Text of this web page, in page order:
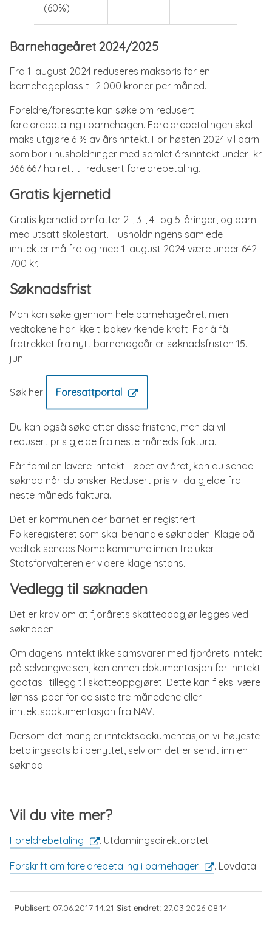
(60%)
Barnehageåret 2024/2025
Fra 1. august 2024 reduseres makspris for en
barnehageplass til 2 000 kroner per måned.
Foreldre/foresatte kan søke om redusert
foreldrebetaling i barnehagen. Foreldrebetalingen skal
maks utgjøre 6 % av årsinntekt. For høsten 2024 vil barn
som bor i husholdninger med samlet årsinntekt under kr
366 667 ha rett til redusert foreldrebetaling.
Gratis kjernetid
Gratis kjernetid omfatter 2-, 3-, 4- og 5-åringer, og barn
med utsatt skolestart. Husholdningens samlede
inntekter må fra og med 1. august 2024 være under 642
700 kr.
Søknadsfrist
Man kan søke gjennom hele barnehageåret, men
vedtakene har ikke tilbakevirkende kraft. For å få
fratrekket fra nytt barnehageår er søknadsfristen 15.
juni.
Søk her Foresattportal
Du kan også søke etter disse fristene, men da vil
redusert pris gjelde fra neste måneds faktura.
Får familien lavere inntekt i løpet av året, kan du sende
søknad når du ønsker. Redusert pris vil da gjelde fra
neste måneds faktura.
Det er kommunen der barnet er registrert i
Folkeregisteret som skal behandle søknaden. Klage på
vedtak sendes Nome kommune innen tre uker.
Statsforvalteren er videre klageinstans.
Vedlegg til søknaden
Det er krav om at fjorårets skatteoppgjør legges ved
søknaden.
Om dagens inntekt ikke samsvarer med fjorårets inntekt
på selvangivelsen, kan annen dokumentasjon for inntekt
godtas i tillegg til skatteoppgjøret. Dette kan f.eks. være
lønnsslipper for de siste tre månedene eller
inntektsdokumentasjon fra NAV.
Dersom det mangler inntektsdokumentasjon vil høyeste
betalingssats bli benyttet, selv om det er sendt inn en
søknad.
Vil du vite mer?
Foreldrebetaling . Utdanningsdirektoratet
Forskrift om foreldrebetaling i barnehager . Lovdata
Publisert 07.06.2017 14.21 Sist endret 27.03.2026 08.14